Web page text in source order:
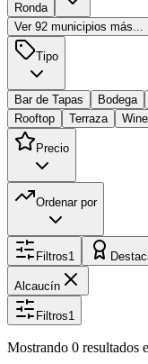
Ronda
Ver 92 municipios más...
Tipo
Bar de Tapas Bodega
Rooftop
Terraza
Precio
Ordenar por
Filtros1
Alcaucín
Filtros1
Mostrando 0 resultados